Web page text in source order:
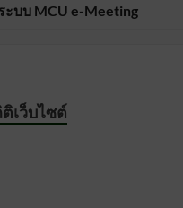
ะบบ MCU e-Meeting
เว็บไซต์